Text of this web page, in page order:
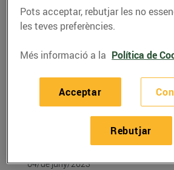
RECEPTES
Albercocs
broquetes
04/de juny/2023
Pots acceptar, rebutjar les no
les teves preferències.
Més informació a la Política de
Rebutjar
Acceptar